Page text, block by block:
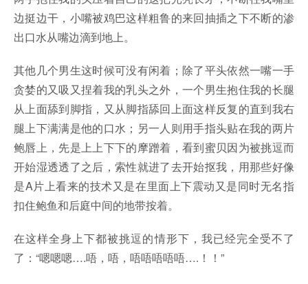
边挺边干，小嘴被鸡巴这样粗鲁的来回抽插之下不断的渗
出口水从嘴边滴到地上。
其他几个男生这时候可没有闲着；除了平头依然一嘴一手
贪婪的又吸又捏着我的乳头之外，一个男生抱住我的长腿
从上面舔到脚指，又从脚指舔回上面这样反复的直到我右
腿上下满满是他的口水；另一人则用手指头贴在我的两片
鲍唇上，先是上上下下的摩蹭着，看到蜜贝因为被挑逗而
开始湿透透了之后，索性就进了去开始抠我，用那些好像
是A片上看来的技术又是在里面上下震动又是同时无名指
扣住鲍鱼和后庭中间的地带按着。
在这样全身上下都被挑逗的情形下，我已经完全受不了
了：“嗯嗯嗯….唔，唔，唔唔唔唔唔….！！”